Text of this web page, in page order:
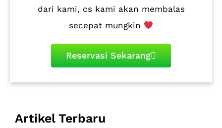
dari kami, cs kami akan membalas
secepat mungkin
Reservasi Sekarang
Artikel Terbaru